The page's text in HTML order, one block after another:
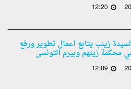
12:20
زينب يتابع أعمال تطوير ورفع
محكمة زينهم وبيرم التونسى
12:09